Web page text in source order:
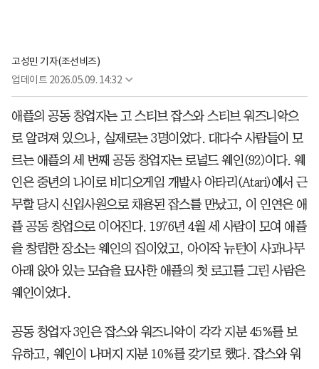
고성민 기자(조선비즈)
업데이트 2026.05.09. 14:32
애플의 공동 창업자는 고 스티브 잡스와 스티브 워즈니악으
로 알려져 있으나, 실제로는 3명이었다. 대다수 사람들이 모
르는 애플의 세 번째 공동 창업자는 로널드 웨인(92)이다. 웨
인은 중년의 나이로 비디오게임 개발사 아타리(Atari)에서 근
무할 당시 신입사원으로 채용된 잡스를 만났고, 이 인연은 애
플 공동 창업으로 이어진다. 1976년 4월 세 사람이 모여 애플
을 창립한 장소는 웨인의 집이었고, 아이작 뉴턴이 사과나무
아래 앉아 있는 모습을 묘사한 애플의 첫 로고를 그린 사람은
웨인이었다.
공동 창업자 3인은 잡스와 워즈니악이 각각 지분 45%를 보
유하고, 웨인이 나머지 지분 10%를 갖기로 했다. 잡스와 워